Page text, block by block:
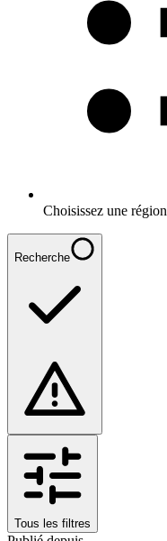
Choisissez une région
Recherche
Tous les filtres